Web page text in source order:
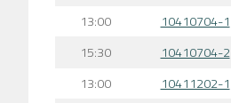
13:00
10410704-1
15:30
10410704-2
13:00
10411202-1